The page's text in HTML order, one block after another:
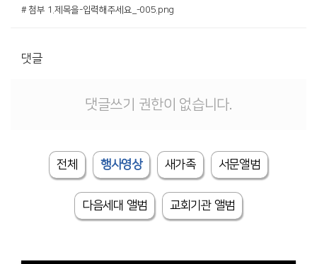
# 첨부 1.제목을-입력해주세요_-005.png
댓글
댓글쓰기 권한이 없습니다.
전체 행사영상 새가족 서문앨범
다음세대 앨범 교회기관 앨범